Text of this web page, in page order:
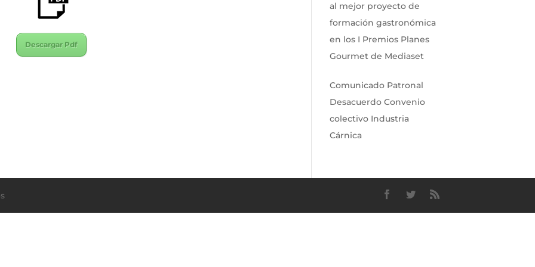
Descargar Pdf
al mejor proyecto de
formación gastronómica
en los I Premios Planes
Gourmet de Mediaset
Comunicado Patronal
Desacuerdo Convenio
colectivo Industria
Cárnica